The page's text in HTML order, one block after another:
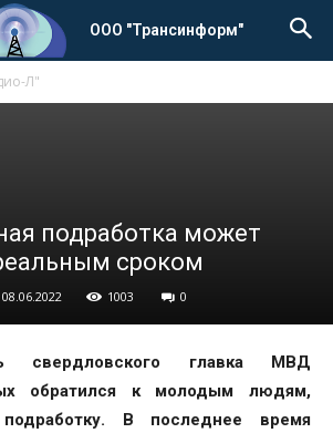
ООО "Трансинформ"
Л"
подработка может
сроком
08.06.2022 1003 0
свердловского главка МВД
обратился к молодым людям,
В последнее время